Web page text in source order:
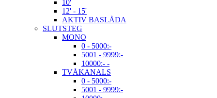
10'
12' - 15'
AKTIV BASLÅDA
SLUTSTEG
MONO
0 - 5000:-
5001 - 9999:-
10000:- -
TVÅKANALS
0 - 5000:-
5001 - 9999:-